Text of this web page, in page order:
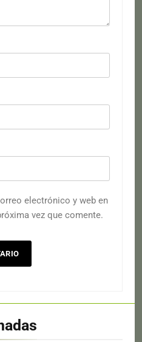
electrónico y web en
vez que comente.